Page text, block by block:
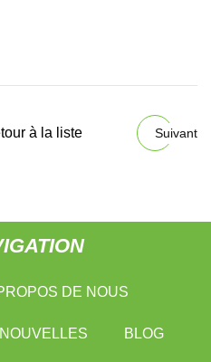
à la liste Suivant
DE NOUS
NOUVELLES BLOG